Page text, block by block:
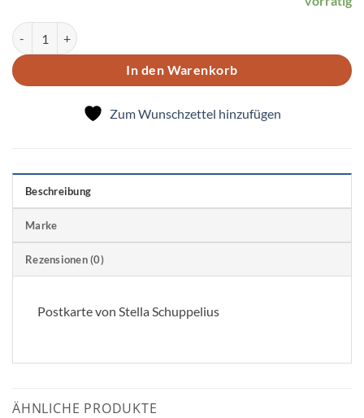
Postkarte Hase und Elstar Menge
In den Warenkorb
Zum Wunschzettel hinzufügen
Beschreibung
Marke
Rezensionen (0)
Postkarte von Stella Schuppelius
ÄHNLICHE PRODUKTE